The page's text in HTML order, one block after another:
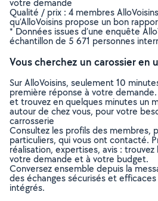
votre demande
Qualité / prix : 4 membres
qu’AlloVoisins propose un bon
* Données issues d’une enquête
échantillon de 5 671 personnes
Vous cherchez un carossier en
Sur AlloVoisins, seulement 10
première réponse à votre
et trouvez en quelques minutes un
autour de chez vous, pour votre
carrosserie
Consultez les profils des membres,
particuliers, qui vous ont contacté.
réalisation, expertises, avis :
votre demande et à votre budget.
Conversez ensemble depuis la
des échanges sécurisés et
intégrés.